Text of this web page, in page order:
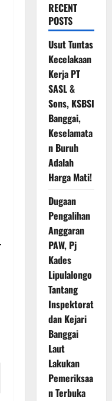
RECENT
POSTS
Usut Tuntas
Kecelakaan
Kerja PT
SASL &
Sons, KSBSI
Banggai,
Keselamata
n Buruh
Adalah
Harga Mati!
Dugaan
Pengalihan
Anggaran
PAW, Pj
Kades
Lipulalongo
Tantang
Inspektorat
dan Kejari
Banggai
Laut
Lakukan
Pemeriksaa
n Terbuka